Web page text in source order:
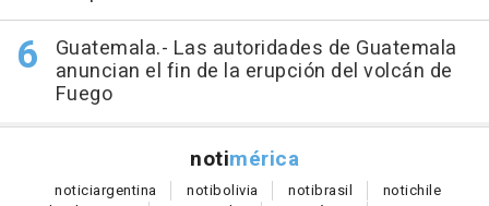
Guatemala.- Las autoridades de Guatemala
anuncian el fin de la erupción del volcán de
Fuego
notimérica
noticiargentina notibolivia notibrasil notichile